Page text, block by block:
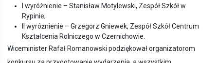
I wyróżnienie – Stanisław Motylewski, Zespół Szkół w
Rypinie;
II wyróżnienie – Grzegorz Gniewek, Zespół Szkół Centrum
Kształcenia Rolniczego w Czernichowie.
Wiceminister Rafał Romanowski podziękował organizatorom